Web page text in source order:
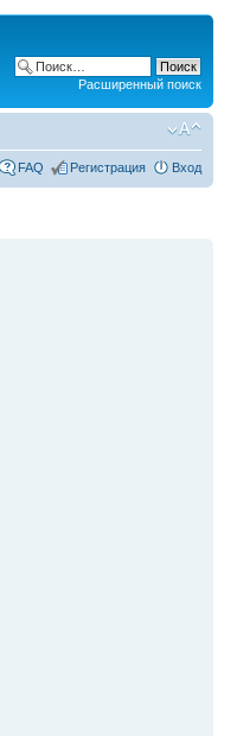
Расширенный поиск
FAQ Регистрация Вход